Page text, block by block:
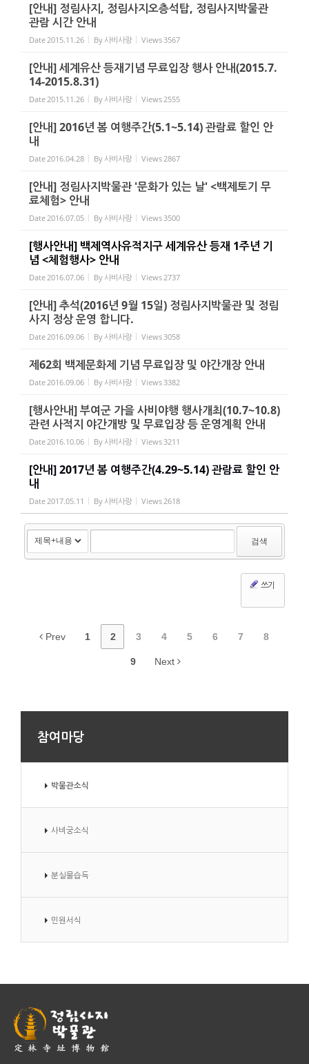
[안내] 정림사지, 정림사지오층석탑, 정림사지박물관
관람 시간 안내
Date2015.11.26 By사비사랑 Views3567
[안내] 세계유산 등재기념 무료입장 행사 안내(2015.7.
14-2015.8.31)
Date2015.11.26 By사비사랑 Views2555
[안내] 2016년 봄 여행주간(5.1~5.14) 관람료 할인 안
내
Date2016.04.28 By사비사랑 Views2867
[안내] 정림사지박물관 '문화가 있는 날' <백제토기 무
료체험> 안내
Date2016.07.05 By사비사랑 Views3500
[행사안내] 백제역사유적지구 세계유산 등재 1주년 기
념 <체험행사> 안내
Date2016.07.06 By사비사랑 Views2737
[안내] 추석(2016년 9월 15일) 정림사지박물관 및 정림
사지 정상 운영 합니다.
Date2016.09.06 By사비사랑 Views3058
제62회 백제문화제 기념 무료입장 및 야간개장 안내
Date2016.09.06 By사비사랑 Views3382
[행사안내] 부여군 가을 사비야행 행사개최(10.7~10.8)
관련 사적지 야간개방 및 무료입장 등 운영계획 안내
Date2016.10.06 By사비사랑 Views3211
[안내] 2017년 봄 여행주간(4.29~5.14) 관람료 할인 안
내
Date2017.05.11 By사비사랑 Views2618
검색
쓰기
Prev 1 2 3 4 5 6 7 8
9 Next
참여마당
박물관소식
사비궁소식
분실물습득
민원서식